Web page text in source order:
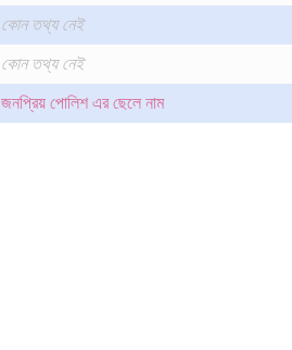
কোন তথ্য নেই
কোন তথ্য নেই
জনপ্রিয় পোলিশ এর ছেলে নাম